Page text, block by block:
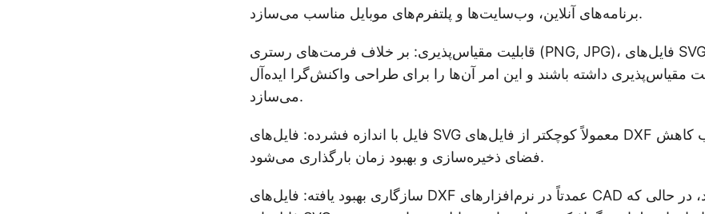
برنامه‌های آنلاین، وب‌سایت‌ها و پلتفرم‌های موبایل مناسب می‌سازد.
قابلیت مقیاس‌پذیری: بر خلاف فرمت‌های رستری (PNG, JPG)، فایل‌های SVG می‌توانند بدون از
مقیاس‌پذیری داشته باشند و این امر آن‌ها را برای طراحی واکنش‌گرا ایده‌آل
می‌سازد.
فایل با اندازه فشرده: فایل‌های SVG معمولاً کوچکتر از فایل‌های DXF هستند، که موجب کاهش
فضای ذخیره‌سازی و بهبود زمان بارگذاری می‌شود.
سازگاری بهبود یافته: فایل‌های DXF عمدتاً در نرم‌افزارهای CAD استفاده می‌شوند، در حالی که